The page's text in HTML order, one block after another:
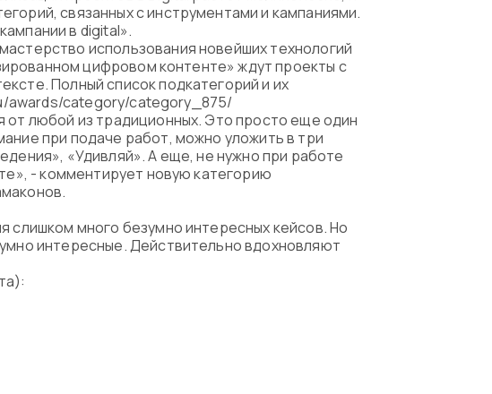
связанных с инструментами и кампаниями.
в digital».
использования новейших технологий
цифровом контенте» ждут проекты с
Полный список подкатегорий и их
awards/category/category_875/
от любой из традиционных. Это просто еще один
при подаче работ, можно уложить в три
«Удивляй». А еще, не нужно при работе
- комментирует новую категорию
много безумно интересных кейсов. Но
интересные. Действительно вдохновляют